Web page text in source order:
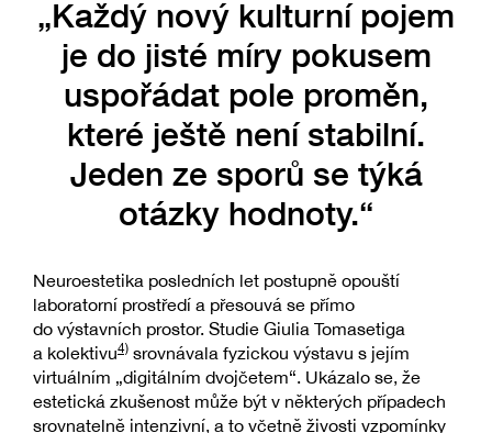
„Každý nový kulturní pojem
je do jisté míry pokusem
uspořádat pole proměn,
které ještě není stabilní.
Jeden ze sporů se týká
otázky hodnoty.“
Neuroestetika posledních let postupně opouští
laboratorní prostředí a přesouvá se přímo
do výstavních prostor. Studie Giulia Tomasetiga
a kolektivu4) srovnávala fyzickou výstavu s jejím
virtuálním „digitálním dvojčetem“. Ukázalo se, že
estetická zkušenost může být v některých případech
srovnatelně intenzivní, a to včetně živosti vzpomínky